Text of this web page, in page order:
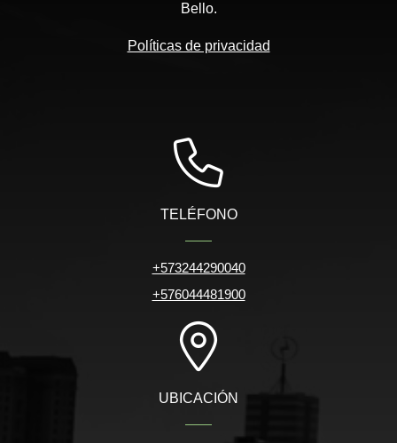
Bello.
Políticas de privacidad
TELÉFONO
+573244290040
+576044481900
UBICACIÓN